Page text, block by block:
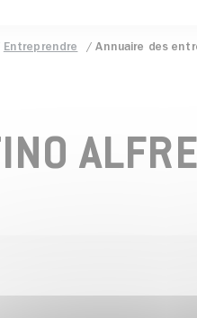
Entreprendre Annuaire des